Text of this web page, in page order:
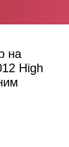
на
High